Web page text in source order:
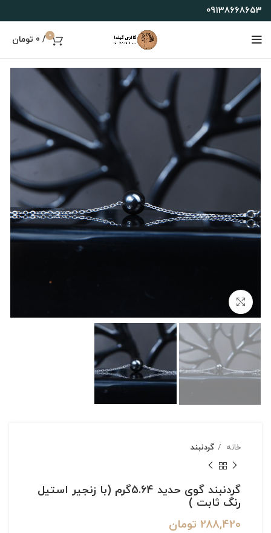
09138668653
0
/
0 تومان
خانه گردنبند
گردنبند گوی حدید 5.64گرم (با زنجیر استیل
رنگ ثابت )
288,420 تومان